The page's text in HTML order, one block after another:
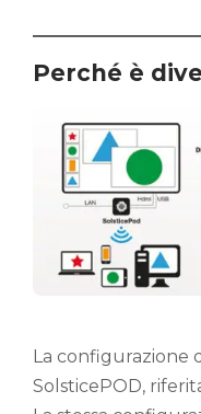
Perché è
La configurazione
SolsticePOD,